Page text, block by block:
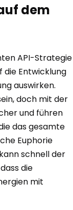
dem
API-Strategie
die Entwicklung
auswirken.
doch mit der
und führen
das gesamte
Euphorie
schnell der
die
mit